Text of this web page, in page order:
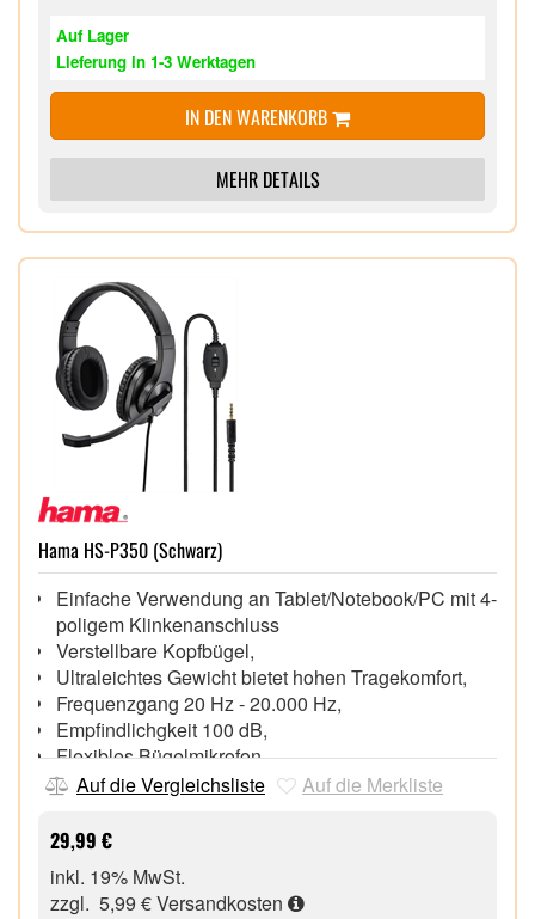
Auf Lager
Lieferung in 1-3 Werktagen
IN DEN WARENKORB
MEHR DETAILS
Hama HS-P350 (Schwarz)
Einfache Verwendung an Tablet/Notebook/PC mit 4-
poligem Klinkenanschluss
Verstellbare Kopfbügel,
Ultraleichtes Gewicht bietet hohen Tragekomfort,
Frequenzgang 20 Hz - 20.000 Hz,
Empfindlichgkeit 100 dB,
Flexibles Bügelmikrofon,
Anschluss 3,5-mm-Klinkenstecker,
Auf die Vergleichsliste Auf die Merkliste
29,99 €
inkl. 19% MwSt.
zzgl. 5,99 €Versandkosten